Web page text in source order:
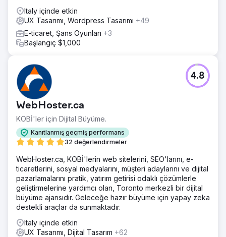
Italy içinde etkin
UX Tasarımı, Wordpress Tasarımı +49
E-ticaret, Şans Oyunları +3
Başlangıç $1,000
WebHoster.ca
KOBİ'ler için Dijital Büyüme.
Kanıtlanmış geçmiş performans
32 değerlendirmeler
4.8
WebHoster.ca, KOBİ'lerin web sitelerini, SEO'larını, e-
ticaretlerini, sosyal medyalarını, müşteri adaylarını ve dijital
pazarlamalarını pratik, yatırım getirisi odaklı çözümlerle
geliştirmelerine yardımcı olan, Toronto merkezli bir dijital
büyüme ajansıdır. Geleceğe hazır büyüme için yapay zeka
destekli araçlar da sunmaktadır.
Italy içinde etkin
UX Tasarımı, Dijital Tasarım +62